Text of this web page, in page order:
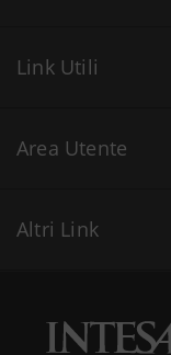
Link Utili
Area Utente
Altri Link